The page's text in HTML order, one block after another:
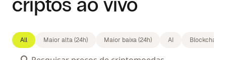
All Maior alta (24h) Maior baixa (24h) AI Blockchains